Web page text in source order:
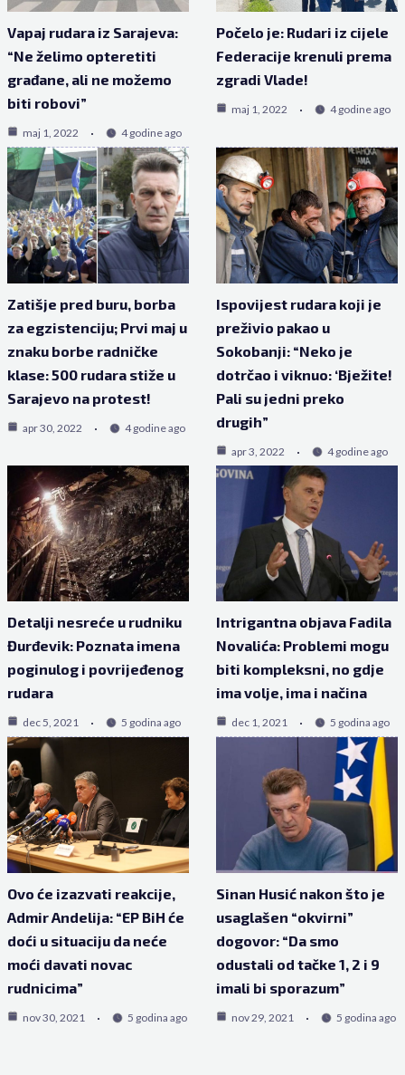
Vapaj rudara iz Sarajeva:
“Ne želimo opteretiti
građane, ali ne možemo
biti robovi”
maj 1, 2022 4 godine ago
Počelo je: Rudari iz cijele
Federacije krenuli prema
zgradi Vlade!
maj 1, 2022 4 godine ago
Zatišje pred buru, borba
za egzistenciju; Prvi maj u
znaku borbe radničke
klase: 500 rudara stiže u
Sarajevo na protest!
apr 30, 2022 4 godine ago
Ispovijest rudara koji je
preživio pakao u
Sokobanji: “Neko je
dotrčao i viknuo: ‘Bježite!
Pali su jedni preko
drugih”
apr 3, 2022 4 godine ago
Detalji nesreće u rudniku
Đurđevik: Poznata imena
poginulog i povrijeđenog
rudara
dec 5, 2021 5 godina ago
Intrigantna objava Fadila
Novalića: Problemi mogu
biti kompleksni, no gdje
ima volje, ima i načina
dec 1, 2021 5 godina ago
Ovo će izazvati reakcije,
Admir Andelija: “EP BiH će
doći u situaciju da neće
moći davati novac
rudnicima”
nov 30, 2021 5 godina ago
Sinan Husić nakon što je
usaglašen “okvirni”
dogovor: “Da smo
odustali od tačke 1, 2 i 9
imali bi sporazum”
nov 29, 2021 5 godina ago